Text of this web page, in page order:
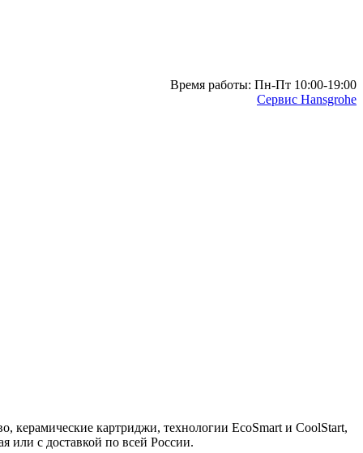
Время работы: Пн-Пт 10:00-19:00
Сервис Hansgrohe
керамические картриджи, технологии EcoSmart и CoolStart,
или с доставкой по всей России.